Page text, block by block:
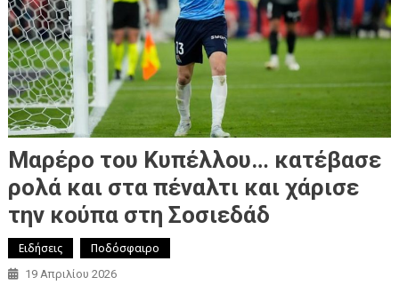
Μαρέρο του Κυπέλλου… κατέβασε
ρολά και στα πέναλτι και χάρισε
την κούπα στη Σοσιεδάδ
Ειδήσεις Ποδόσφαιρο
19 Απριλίου 2026